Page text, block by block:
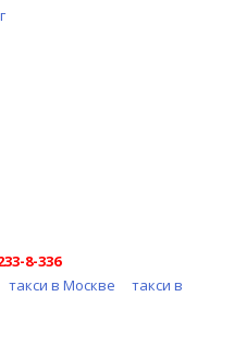
8-336
такси в Москве
такси в